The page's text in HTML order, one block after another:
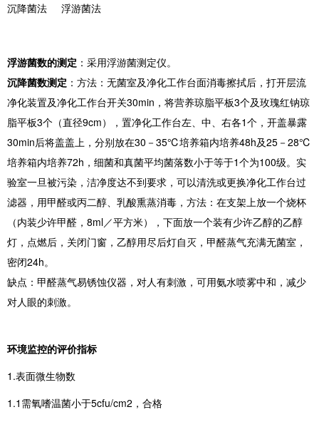
沉降菌法 浮游菌法
浮游菌数的测定 ：采用浮游菌测定仪。
沉降菌数测定 ：方法：无菌室及净化工作台面消毒擦拭后，打开层流
净化装置及净化工作台开关30min，将营养琼脂平板3个及玫瑰红钠琼
脂平板3个（直径9cm），置净化工作台左、中、右各1个，开盖暴露
30min后将盖盖上，分别放在30－35℃培养箱内培养48h及25－28℃
培养箱内培养72h，细菌和真菌平均菌落数小于等于1个为100级。实
验室一旦被污染，洁净度达不到要求，可以清洗或更换净化工作台过
滤器，用甲醛或丙二醇、乳酸熏蒸消毒，方法：在支架上放一个烧杯
（内装少许甲醛，8ml／平方米），下面放一个装有少许乙醇的乙醇
灯，点燃后，关闭门窗，乙醇用尽后灯自灭，甲醛蒸气充满无菌室，
密闭24h。
缺点：甲醛蒸气易锈蚀仪器，对人有刺激，可用氨水喷雾中和，减少
对人眼的刺激。
环境监控的评价指标
1.表面微生物数
1.1需氧嗜温菌小于5cfu/cm2，合格